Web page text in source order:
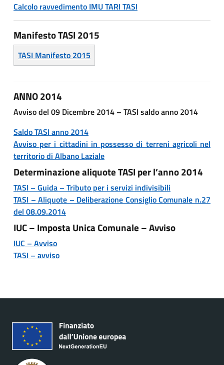
Calcolo ravvedimento IMU TARI TASI
Manifesto TASI 2015
TASI Manifesto 2015
ANNO 2014
Avviso del 09 Dicembre 2014 – TASI saldo anno 2014
Saldo TASI anno 2014
Avviso per i cittadini in possesso di terreni agricoli nel
territorio di Albano Laziale
Determinazione aliquote TASI per l’anno 2014
TASI – Guida – Tributo per i servizi indivisibili
TASI – Aliquote – Deliberazione Consiglio Comunale n.27
del 08.09.2014
IUC – Imposta Unica Comunale – Avviso
IUC – Avviso
TASI – avviso